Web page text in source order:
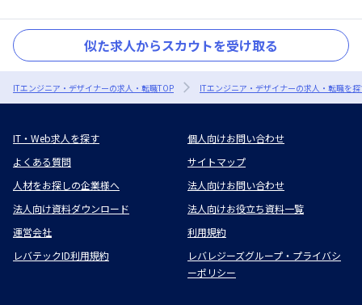
似た求人からスカウトを受け取る
ITエンジニア・デザイナーの求人・転職TOP ITエンジニア・デザイナーの求人・転職を
IT・Web求人を探す
個人向けお問い合わせ
よくある質問
サイトマップ
人材をお探しの企業様へ
法人向けお問い合わせ
法人向け資料ダウンロード
法人向けお役立ち資料一覧
運営会社
利用規約
レバテックID利用規約
レバレジーズグループ・プライバシ
ーポリシー